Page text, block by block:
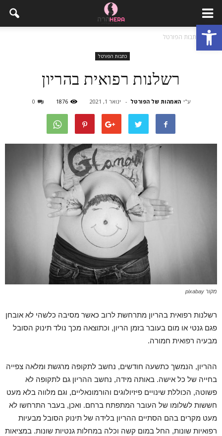
פתח סרגל נגישות
בית כתבות הפורטל
כתבות הפורטל
רשלנות רפואית בהריון
ע"י האמהות של הפורטל - ינואר 1, 2021 1876
0
מקור pixabay
רשלנות רפואית בהריון מתרחשת לרוב כאשר מסיבה כלשהי לא אובחן
פגם גנטי או מום בעובר בזמן הריון, וכתוצאה מכך נולד תינוק הסובל
מבעיה רפואית חמורה.
ההריון, הנמשך כתשעה חודשים, נחשב לתקופה מרגשת ומלאה צפייה
בחייה של כל אישה. באותה מידה, נחשב ההריון גם לתקופה לא
פשוטה, הכוללת שינויים פיזיולוגים והורמונאליים, וגם מלווה בלא מעט
חששות לשלומו של העובר המתפתח ברחם. ואכן, בעבר התרחשו לא
מעט מקרים בהם הסתיים ההריון בלידה של תינוק הסובל מבעיות
רפואיות שונות, החל במום קשה וכלה במחלות גנטיות שונות. במציאות